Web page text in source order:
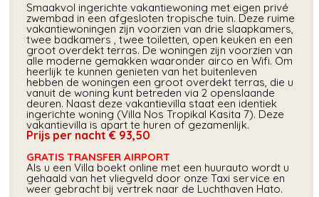
Smaakvol ingerichte vakantiewoning met eigen privé
zwembad in een afgesloten tropische tuin. Deze ruime
vakantiewoningen zijn voorzien van drie slaapkamers,
twee badkamers , twee toiletten, open keuken en een
groot overdekt terras. De woningen zijn voorzien van
alle moderne gemakken waaronder airco en Wifi. Om
heerlijk te kunnen genieten van het buitenleven
hebben de woningen een groot overdekt terras, die u
vanuit de woning kunt betreden via 2 openslaande
deuren. Naast deze vakantievilla staat een identiek
ingerichte woning (Villa Nos Tropikal Kasita 7). Deze
vakantievilla is apart te huren of gezamenlijk.
Prijs per nacht € 93,50
GRATIS TRANSFER AIRPORT
Als u een Villa boekt online met een huurauto wordt u
gehaald van het vliegveld door onze Taxi service en
weer gebracht bij vertrek naar de Luchthaven Hato.